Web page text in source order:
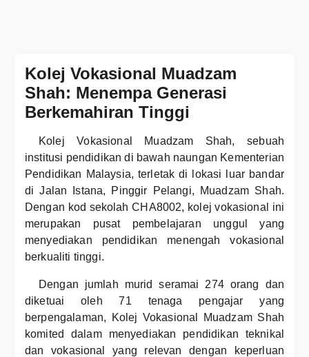
Kolej Vokasional Muadzam
Shah: Menempa Generasi
Berkemahiran Tinggi
Kolej Vokasional Muadzam Shah, sebuah
institusi pendidikan di bawah naungan Kementerian
Pendidikan Malaysia, terletak di lokasi luar bandar
di Jalan Istana, Pinggir Pelangi, Muadzam Shah.
Dengan kod sekolah CHA8002, kolej vokasional ini
merupakan pusat pembelajaran unggul yang
menyediakan pendidikan menengah vokasional
berkualiti tinggi.
Dengan jumlah murid seramai 274 orang dan
diketuai oleh 71 tenaga pengajar yang
berpengalaman, Kolej Vokasional Muadzam Shah
komited dalam menyediakan pendidikan teknikal
dan vokasional yang relevan dengan keperluan